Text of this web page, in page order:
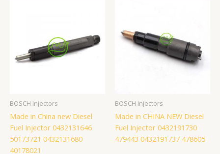
BOSCH Injectors
Made in China new Diesel
Fuel Injector 0432131646
50173721 0432131680
40178021
BOSCH Injectors
Made in CHINA NEW Diesel
Fuel Injector 0432191730
479443 0432191737 478605